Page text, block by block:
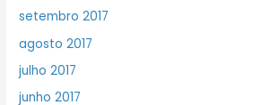
setembro 2017
agosto 2017
julho 2017
junho 2017